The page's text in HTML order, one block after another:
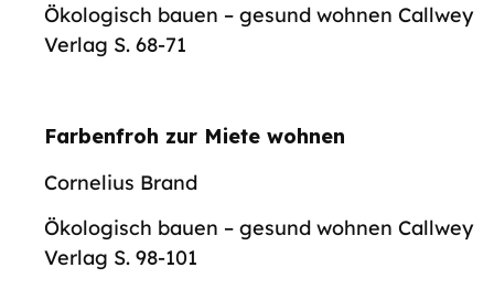
Ökologisch bauen – gesund wohnen Callwey
Verlag S. 68-71
Farbenfroh zur Miete wohnen
Cornelius Brand
Ökologisch bauen – gesund wohnen Callwey
Verlag S. 98-101